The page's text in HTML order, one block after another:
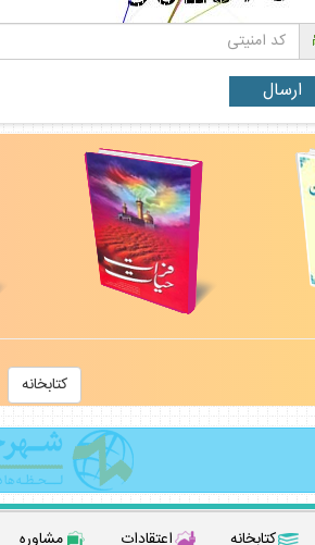
كتابخانه
كتابخانه اعتقادات مشاوره